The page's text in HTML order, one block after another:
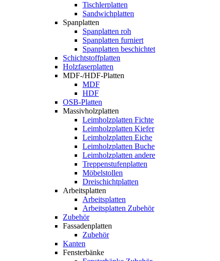
Tischlerplatten
Sandwichplatten
Spanplatten
Spanplatten roh
Spanplatten furniert
Spanplatten beschichtet
Schichtstoffplatten
Holzfaserplatten
MDF-/HDF-Platten
MDF
HDF
OSB-Platten
Massivholzplatten
Leimholzplatten Fichte
Leimholzplatten Kiefer
Leimholzplatten Eiche
Leimholzplatten Buche
Leimholzplatten andere
Treppenstufenplatten
Möbelstollen
Dreischichtplatten
Arbeitsplatten
Arbeitsplatten
Arbeitsplatten Zubehör
Zubehör
Fassadenplatten
Zubehör
Kanten
Fensterbänke